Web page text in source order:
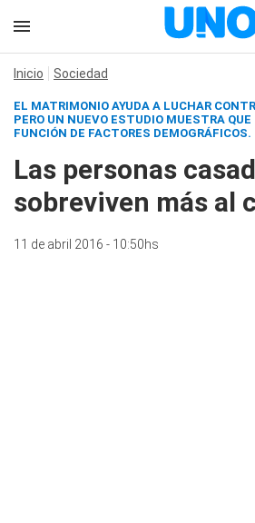
Inicio Sociedad
EL MATRIMONIO AYUDA A LUCHAR
PERO UN NUEVO ESTUDIO MUESTRA
FUNCIÓN DE FACTORES DEMOGRÁFICOS.
Las personas
sobreviven más al
11 de abril 2016 - 10:50hs